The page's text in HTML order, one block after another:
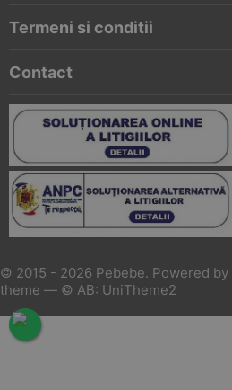
Termeni si conditii
Contact
© 2015 - 2026 Pebebe. Powered by
theme — © AB: UniTheme2